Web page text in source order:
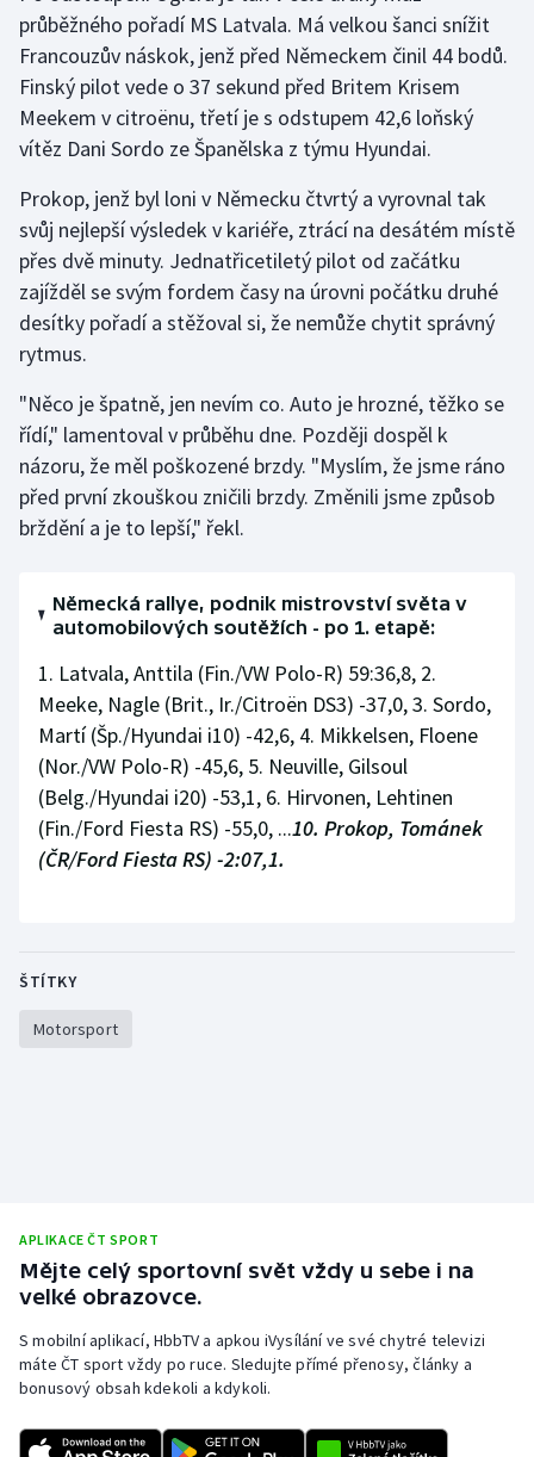
Stolní tenis
Triatlon
Veslování
Vodní slalom
Volejbal
Ostatní
průběžného pořadí MS Latvala. Má velkou šanci snížit
Francouzův náskok, jenž před Německem činil 44 bodů.
Finský pilot vede o 37 sekund před Britem Krisem
Meekem v citroënu, třetí je s odstupem 42,6 loňský
vítěz Dani Sordo ze Španělska z týmu Hyundai.
Prokop, jenž byl loni v Německu čtvrtý a vyrovnal tak
svůj nejlepší výsledek v kariéře, ztrácí na desátém místě
přes dvě minuty. Jednatřicetiletý pilot od začátku
zajížděl se svým fordem časy na úrovni počátku druhé
desítky pořadí a stěžoval si, že nemůže chytit správný
rytmus.
"Něco je špatně, jen nevím co. Auto je hrozné, těžko se
řídí," lamentoval v průběhu dne. Později dospěl k
názoru, že měl poškozené brzdy. "Myslím, že jsme ráno
před první zkouškou zničili brzdy. Změnili jsme způsob
brždění a je to lepší," řekl.
Německá rallye, podnik mistrovství světa v
automobilových soutěžích - po 1. etapě:
1. Latvala, Anttila (Fin./VW Polo-R) 59:36,8, 2.
Meeke, Nagle (Brit., Ir./Citroën DS3) -37,0, 3. Sordo,
Martí (Šp./Hyundai i10) -42,6, 4. Mikkelsen, Floene
(Nor./VW Polo-R) -45,6, 5. Neuville, Gilsoul
(Belg./Hyundai i20) -53,1, 6. Hirvonen, Lehtinen
(Fin./Ford Fiesta RS) -55,0, ...10. Prokop, Tománek
(ČR/Ford Fiesta RS) -2:07,1.
ŠTÍTKY
Motorsport
APLIKACE ČT SPORT
Mějte celý sportovní svět vždy u sebe i na
velké obrazovce.
S mobilní aplikací, HbbTV a apkou iVysílání ve své chytré televizi
máte ČT sport vždy po ruce. Sledujte přímé přenosy, články a
bonusový obsah kdekoli a kdykoli.